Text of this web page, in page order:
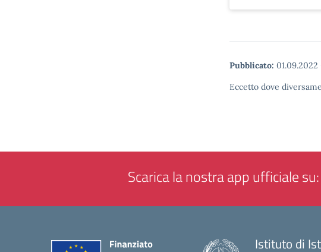
Pubblicato: 01.09.2022
Eccetto dove
Scarica la nostra app ufficiale su:
Istituto di